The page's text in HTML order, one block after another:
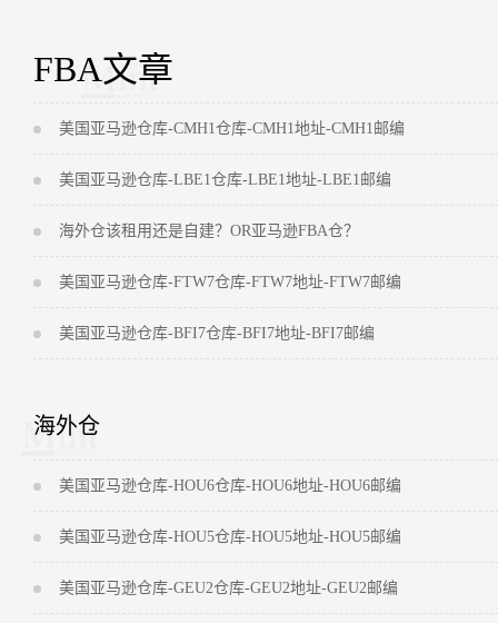
FBA文章
美国亚马逊仓库-CMH1仓库-CMH1地址-CMH1邮编
美国亚马逊仓库-LBE1仓库-LBE1地址-LBE1邮编
海外仓该租用还是自建？OR亚马逊FBA仓？
美国亚马逊仓库-FTW7仓库-FTW7地址-FTW7邮编
美国亚马逊仓库-BFI7仓库-BFI7地址-BFI7邮编
海外仓
美国亚马逊仓库-HOU6仓库-HOU6地址-HOU6邮编
美国亚马逊仓库-HOU5仓库-HOU5地址-HOU5邮编
美国亚马逊仓库-GEU2仓库-GEU2地址-GEU2邮编